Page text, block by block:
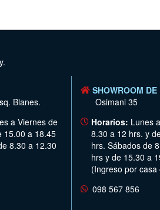
Blanes.
a Viernes de
15.00 a 18.45
8.30 a 12.30
SHOWROOM
Osimani 35
Horarios: Lunes
8.30 a 12 hrs. y
hrs. Sábados de
hrs y de 15.30 a
(Ingreso por casa
098 567 856